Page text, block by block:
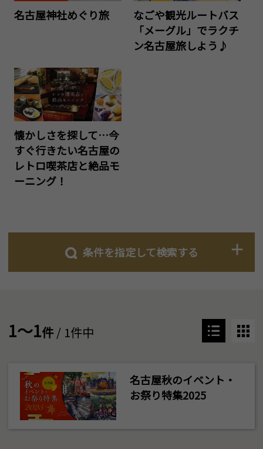
名古屋神社めぐり旅
なごや観光ルートバス
「メーグル」でラクチ
ン名古屋旅しよう♪
懐かしさを探して…今
すぐ行きたい名古屋の
レトロ喫茶店と絶品モ
ーニング！
条件を指定して検索する
1～1件/ 1件中
名古屋秋のイベント・
お祭り特集2025